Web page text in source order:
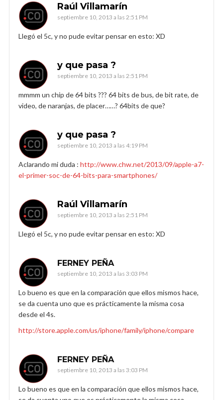
Raúl Villamarín
septiembre 10, 2013 a las 2:51 PM
Llegó el 5c, y no pude evitar pensar en esto: XD
y que pasa ?
septiembre 10, 2013 a las 2:51 PM
mmmm un chip de 64 bits ??? 64 bits de bus, de bit rate, de
video, de naranjas, de placer……? 64bits de que?
y que pasa ?
septiembre 10, 2013 a las 4:19 PM
Aclarando mi duda : http://www.chw.net/2013/09/apple-a7-
el-primer-soc-de-64-bits-para-smartphones/
Raúl Villamarín
septiembre 10, 2013 a las 2:51 PM
Llegó el 5c, y no pude evitar pensar en esto: XD
FERNEY PEÑA
septiembre 10, 2013 a las 3:03 PM
Lo bueno es que en la comparación que ellos mismos hace,
se da cuenta uno que es prácticamente la misma cosa
desde el 4s.
http://store.apple.com/us/iphone/family/iphone/compare
FERNEY PEÑA
septiembre 10, 2013 a las 3:03 PM
Lo bueno es que en la comparación que ellos mismos hace,